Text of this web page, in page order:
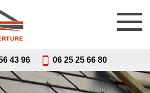
43 96 06 25 25 66 80